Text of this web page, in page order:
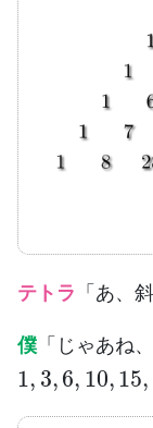
テトラ 「あ、
僕 「じゃあね
1,3 6, 10,15,